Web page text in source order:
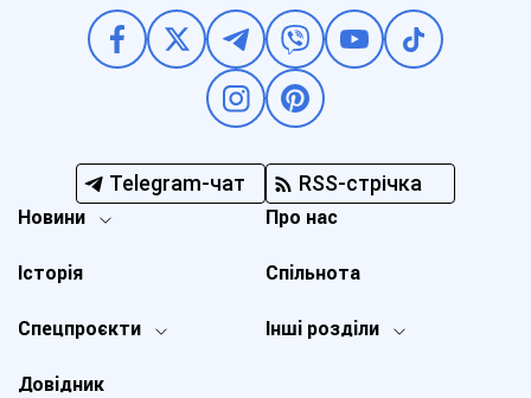
Telegram-чат RSS-стрічка
Новини
Спецпроєкти Інші розділи
Історія
Про нас
Довідник
Спільнота